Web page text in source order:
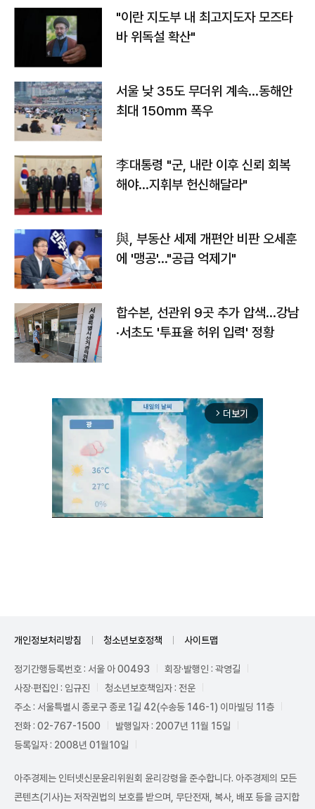
"이란 지도부 내 최고지도자 모즈타
바 위독설 확산"
서울 낮 35도 무더위 계속…동해안
최대 150㎜ 폭우
李대통령 "군, 내란 이후 신뢰 회복
해야…지휘부 헌신해달라"
與, 부동산 세제 개편안 비판 오세훈
에 '맹공'…"공급 억제기"
합수본, 선관위 9곳 추가 압색…강남
·서초도 '투표율 허위 입력' 정황
arrow_forward_ios 더보기
개인정보처리방침 청소년보호정책 사이트맵
정기간행등록번호 : 서울 아 00493
회장·발행인 : 곽영길
사장·편집인 : 임규진
청소년보호책임자 : 전운
주소 : 서울특별시 종로구 종로 1길 42(수송동 146-1) 이마빌딩 11층
전화 : 02-767-1500
발행일자 : 2007년 11월 15일
등록일자 : 2008년 01월10일
아주경제는 인터넷신문윤리위원회 윤리강령을 준수합니다. 아주경제의 모든
콘텐츠(기사)는 저작권법의 보호를 받으며, 무단전재, 복사, 배포 등을 금지합